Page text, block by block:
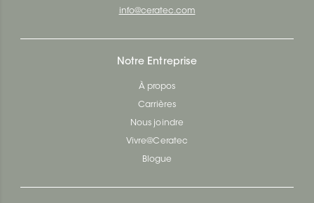
info@ceratec.com
Notre Entreprise
À propos
Carrières
Nous joindre
Vivre@Ceratec
Blogue